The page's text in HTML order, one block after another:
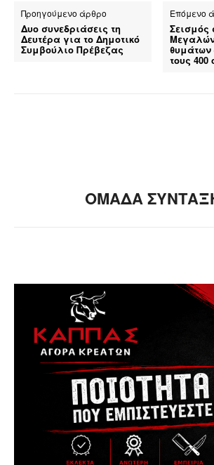
Προηγούμενο άρθρο
Δυο συνεδριάσεις τη
Δευτέρα για το Δημοτικό
Συμβούλιο Πρέβεζας
Επόμενο
Σεισμός
θυμάτων
τους 400
ΟΜΑΔΑ